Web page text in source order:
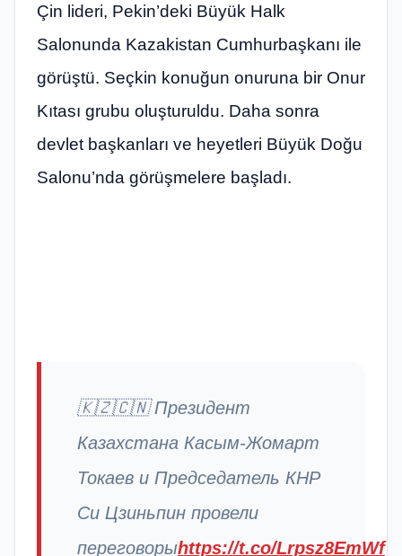
Çin lideri, Pekin’deki Büyük Halk
Salonunda Kazakistan Cumhurbaşkanı ile
görüştü. Seçkin konuğun onuruna bir Onur
Kıtası grubu oluşturuldu. Daha sonra
devlet başkanları ve heyetleri Büyük Doğu
Salonu’nda görüşmelere başladı.
🇰🇿🇨🇳 Президент
Казахстана Касым-Жомарт
Токаев и Председатель КНР
Си Цзиньпин провели
переговорыhttps://t.co/Lrpsz8EmWf